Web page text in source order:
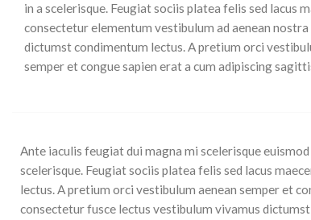
in a scelerisque. Feugiat sociis platea felis sed lacus
consectetur elementum vestibulum ad aenean nostra
dictumst condimentum lectus. A pretium orci
semper et congue sapien erat a cum adipiscing
Ante iaculis feugiat dui magna mi scelerisque
scelerisque. Feugiat sociis platea felis sed lacus
lectus. A pretium orci vestibulum aenean semper et
consectetur fusce lectus vestibulum vivamus